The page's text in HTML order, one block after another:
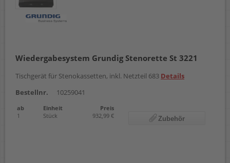
Wiedergabesystem Grundig Stenorette St 3221
Tischgerät für Stenokassetten, inkl. Netzteil 683 Details
Bestellnr.
10259041
ab Einheit
Preis
1
Stück 932,99 € Zubehör